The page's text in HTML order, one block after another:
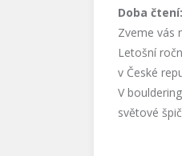
Doba čtení:
Zveme vás
Letošní
v České
V
světové